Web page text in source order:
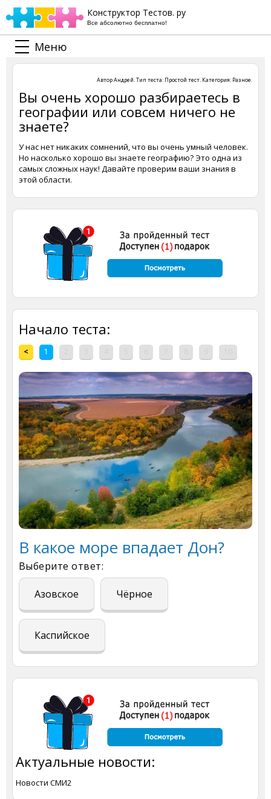
Конструктор Тестов. ру
Все абсолютно бесплатно!
Меню
АвторАндрей. Тип теста: Простой тест. Категория: Разное.
Вы очень хорошо разбираетесь в
географии или совсем ничего не
знаете?
У нас нет никаких сомнений, что вы очень умный человек.
Но насколько хорошо вы знаете географию? Это одна из
самых сложных наук! Давайте проверим ваши знания в
этой области.
Начало теста:
< 1
В какое море впадает Дон?
Выберите ответ:
Азовское Чёрное
Каспийское
Актуальные новости:
Новости СМИ2